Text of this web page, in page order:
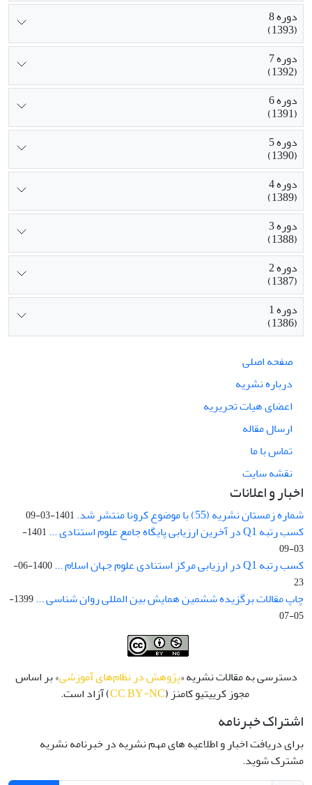
دوره 8
(1393)
دوره 7
(1392)
دوره 6
(1391)
دوره 5
(1390)
دوره 4
(1389)
دوره 3
(1388)
دوره 2
(1387)
دوره 1
(1386)
صفحه اصلی
درباره نشریه
اعضای هیات تحریریه
ارسال مقاله
تماس با ما
نقشه سایت
اخبار و اعلانات
شماره زمستان نشریه (55) با موضوع کرونا منتشر شد. 1401-03-09
کسب رتبه Q1 در آخرین ارزیابی پایگاه جامع علوم استنادی ...
1401-
03-09
کسب رتبه Q1 در ارزیابی مرکز استنادی علوم جهان اسلام ...
1400-06-
23
چاپ مقالات برگزیده ششمین همایش بین المللی روان شناسی ...
1399-
05-07
دسترسی به مقالات نشریه «پژوهش در نظام‌های آموزشی» بر اساس
مجوز کرییتیو کامنز (CC BY-NC) آزاد است.
اشتراک خبرنامه
برای دریافت اخبار و اطلاعیه های مهم نشریه در خبرنامه نشریه
مشترک شوید.